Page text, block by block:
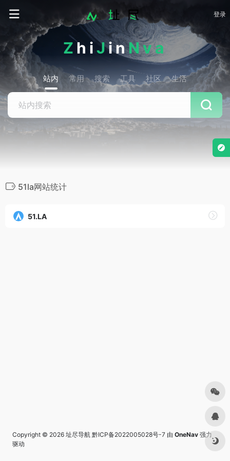
登录
ZhiJinNva
站内 常用 搜索 工具 社区 生活
51la网站统计
51.LA
Copyright © 2026 址尽导航 黔ICP备2022005028号-7 由 OneNav 强力
驱动